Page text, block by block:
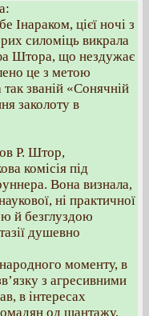
Інараком, цієї ночі з
силоміць викрала
Штора, що нездужає
це з метою
званій «Сонячній
заколоту в
Р. Штор,
комісія під
Вона визнала,
ні практичної
й безглуздою
душевно
моменту, в
з агресивними
в інтересах
од шантажу,